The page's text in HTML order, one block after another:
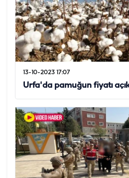
13-10-2023 17:07
Urfa'da pamuğun fiyatı